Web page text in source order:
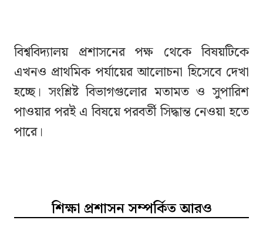
বিশ্ববিদ্যালয় প্রশাসনের পক্ষ থেকে বিষয়টিকে
এখনও প্রাথমিক পর্যায়ের আলোচনা হিসেবে দেখা
হচ্ছে। সংশ্লিষ্ট বিভাগগুলোর মতামত ও সুপারিশ
পাওয়ার পরই এ বিষয়ে পরবর্তী সিদ্ধান্ত নেওয়া হতে
পারে।
শিক্ষা প্রশাসন সম্পর্কিত আরও